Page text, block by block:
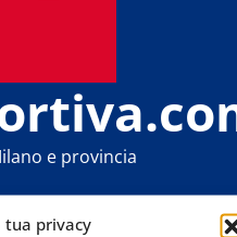
tua privacy
e provincia